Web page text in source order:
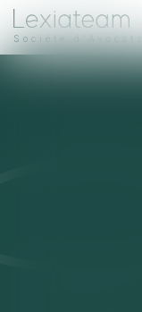
Société d'Avocats